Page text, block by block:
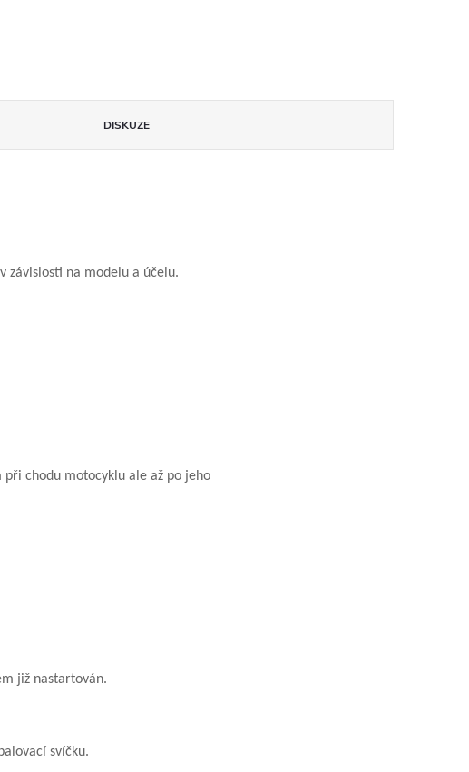
DISKUZE
závislosti na modelu a účelu.
při chodu motocyklu ale až po jeho
již nastartován.
svíčku.